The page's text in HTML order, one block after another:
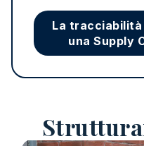
La
una Supply